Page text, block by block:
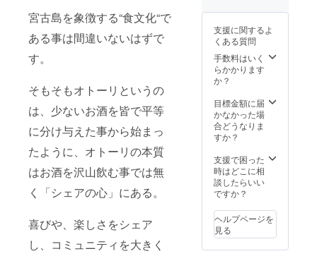
宮古島を象徴する“食文化“で
ある事は間違いないはずで
す。
そもそもオトーリというの
は、少ないお酒を皆で平等
に分け与えた事から始まっ
たように、オトーリの本質
はお酒を沢山飲む事では無
く「シェアの心」にある。
喜びや、楽しさをシェア
し、コミュニティを大きく
セレク
インを
一本ご
用意い
たしま
す。 そ
お飲み
物は別
料金と
なりま
大皿で
のご提
供で
す。エ
プリ
FIREの
ような
コース
い。 ※
間 動
画が残
る限り
※支援
時、必
欄に希
望され
るお名
前、企
ご記入
くださ
い。
リー）
礼の意
を込め
てご支
援いた
だいた
の社名
や個人
名をご
紹介致
す。 ※
写真は
イメー
ジで
サイズ
は画像
を参考
にして
支援に関するよ
くある質問
手数料はいく
らかかります
か？
目標金額に届
かなかった場
合どうなりま
すか？
支援で困った
時はどこに相
談したらいい
ですか？
ヘルプページを
見る